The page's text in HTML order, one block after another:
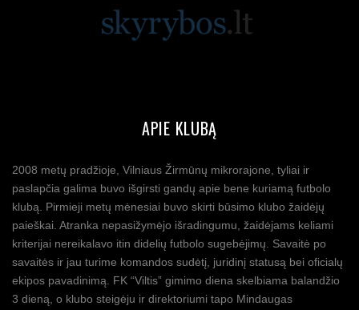
APIE KLUBĄ
2008 metų pradžioje, Vilniaus Žirmūnų mikrorajone, tyliai ir
paslapčia galima buvo išgirsti gandų apie bene kuriamą futbolo
klubą. Pirmieji metų mėnesiai buvo skirti būsimo klubo žaidėjų
paieškai. Atranka nepasižymėjo išradingumu, žaidėjams keliami
kriterijai nereikalavo itin didelių futbolo sugebėjimų. Savaitė po
savaitės ir jau turime komandos sudėtį, juridinį statusą bei oficialų
ekipos pavadinimą. FK “Viltis” gimimo diena skelbiama balandžio
3 dieną, o klubo steigėju ir direktoriumi tapo Mindaugas